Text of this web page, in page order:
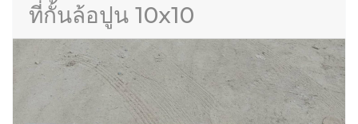
ที่กั้นล้อปูน 10x10